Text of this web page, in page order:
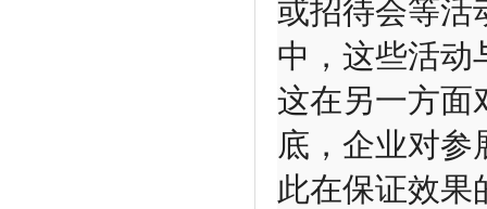
或招待会等活
中，这些活动
这在另一方面
底，企业对参
此在保证效果